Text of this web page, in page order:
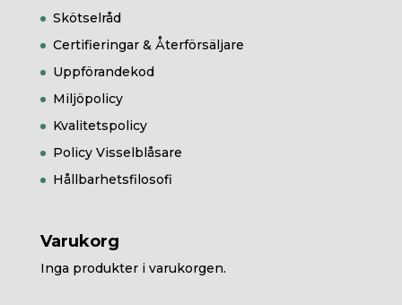
Skötselråd
Certifieringar & Återförsäljare
Uppförandekod
Miljöpolicy
Kvalitetspolicy
Policy Visselblåsare
Hållbarhetsfilosofi
Varukorg
Inga produkter i varukorgen.